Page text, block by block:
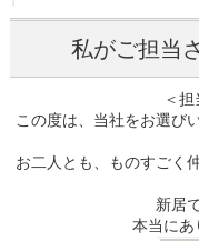
私がご担当
＜
この度は、当社をお選び
お二人とも、ものすごく
新居
本当にあ